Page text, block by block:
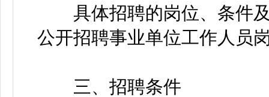
具体招聘的岗位、条件及
公开招聘事业单位工作人员
三、招聘条件